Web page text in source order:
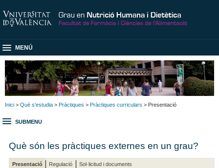
MENÚ
Inici > Què s'estudia > Práctiques > Pràctiques curriculars > Presentació
SUBMENU
Què són les pràctiques externes en un grau?
Presentació Regulació
Sol·licitud i documents